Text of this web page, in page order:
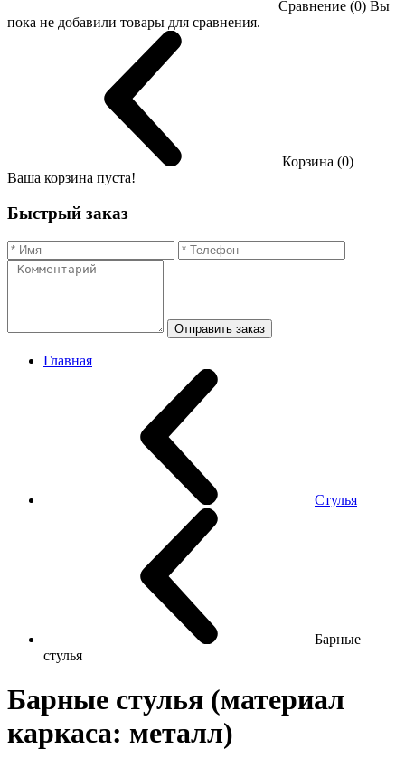
Сравнение (0) Вы
пока не добавили товары для сравнения.
Корзина (0)
Ваша корзина пуста!
Быстрый заказ
Отправить заказ
Главная
Стулья
Барные
стулья
Барные стулья (материал
каркаса: металл)